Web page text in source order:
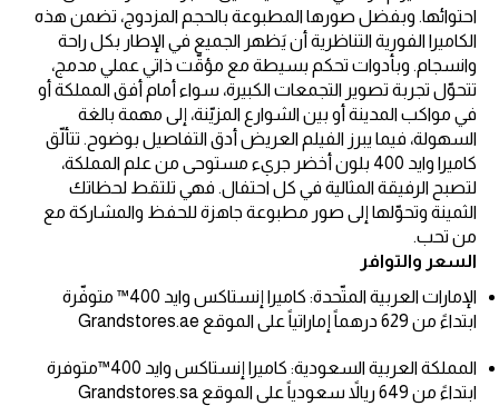
احتوائها. وبفضل صورها المطبوعة بالحجم المزدوج، تضمن هذه
الكاميرا الفورية التناظرية أن يَظهر الجميع في الإطار بكل راحة
وانسجام. وبأدوات تحكم بسيطة مع مؤقّت ذاتي عملي مدمج،
تتحوّل تجربة تصوير التجمعات الكبيرة، سواء أمام أفق المملكة أو
في مواكب المدينة أو بين الشوارع المزيّنة، إلى مهمة بالغة
السهولة، فيما يبرز الفيلم العريض أدق التفاصيل بوضوح. تتألّق
كاميرا وايد 400 بلون أخضر جريء مستوحى من علم المملكة،
لتصبح الرفيقة المثالية في كل احتفال. فهي تلتقط لحظاتك
الثمينة وتحوّلها إلى صور مطبوعة جاهزة للحفظ والمشاركة مع
من تحب.
السعر والتوافر
الإمارات العربية المتّحدة: كاميرا إنستاكس وايد 400™ متوفّرة
ابتداءً من 629 درهماً إماراتياً على الموقع Grandstores.ae
المملكة العربية السعودية: كاميرا إنستاكس وايد 400™متوفرة
ابتداءً من 649 ريالاً سعودياً على الموقع Grandstores.sa